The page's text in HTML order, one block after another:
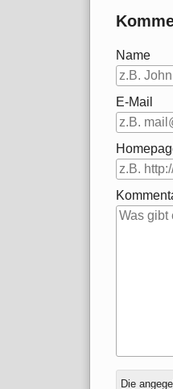
Name
E-Mail
Antwort
Die